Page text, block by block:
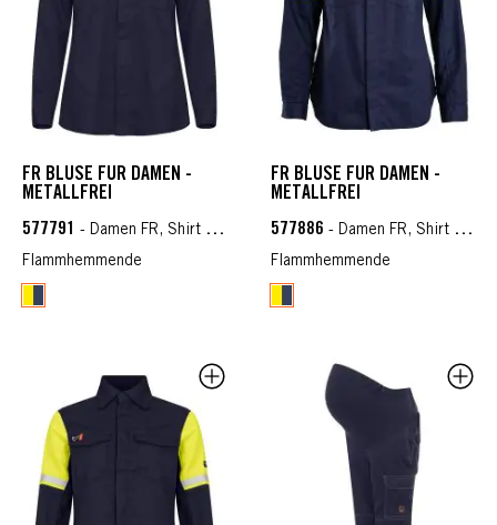
FR BLUSE FÜR DAMEN -
METALLFREI
577791 - Damen FR, Shirt & Sweaters FR
Flammhemmende
FR BLUSE FÜR DAMEN -
METALLFREI
577886 - Damen FR, Shirt & Sweaters FR
Flammhemmende